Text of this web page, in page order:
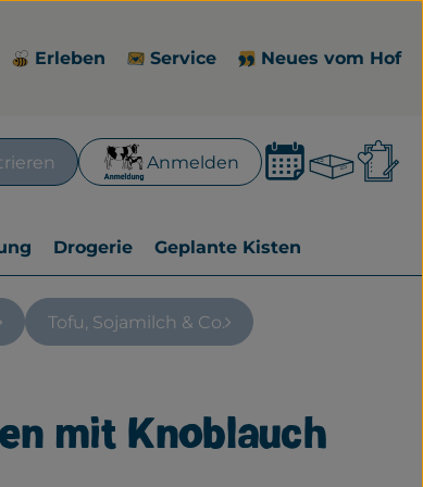
Erleben Service Neues vom Hof
Anmelden
Drogerie Geplante Kisten
Tofu, Sojamilch & Co.
mit Knoblauch